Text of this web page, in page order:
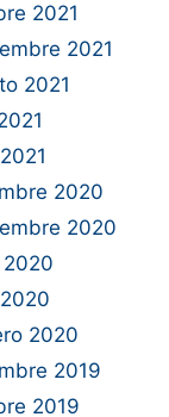
2021
2021
2021
2020
2020
2020
2019
2019